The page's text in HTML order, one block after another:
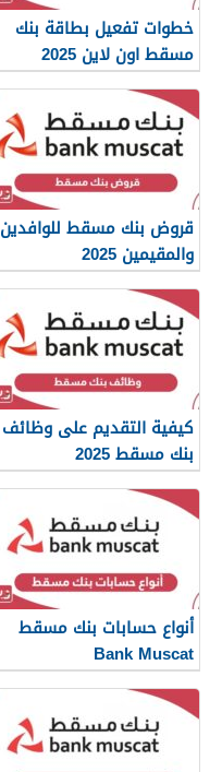
خطوات تفعيل بطاقة بنك
مسقط اون لاين 2025
قروض بنك مسقط للوافدين
والمقيمين 2025
كيفية التقديم على وظائف
بنك مسقط 2025
أنواع حسابات بنك مسقط
Bank Muscat